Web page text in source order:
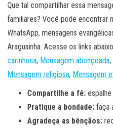
Que tal compartilhar essa
familiares? Você pode encontrar
WhatsApp, mensagens
Araguainha. Acesse os links
carinhosa, Mensagem abençoada,
Mensagem religiosa, Mensagem
Compartilhe a fé:
Pratique a bondade: faça
Agradeça as bênçãos: